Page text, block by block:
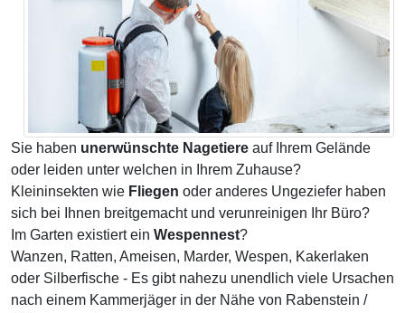
Sie haben unerwünschte Nagetiere auf Ihrem Gelände
oder leiden unter welchen in Ihrem Zuhause?
Kleininsekten wie Fliegen oder anderes Ungeziefer haben
sich bei Ihnen breitgemacht und verunreinigen Ihr Büro?
Im Garten existiert ein Wespennest?
Wanzen, Ratten, Ameisen, Marder, Wespen, Kakerlaken
oder Silberfische - Es gibt nahezu unendlich viele Ursachen
nach einem Kammerjäger in der Nähe von Rabenstein /